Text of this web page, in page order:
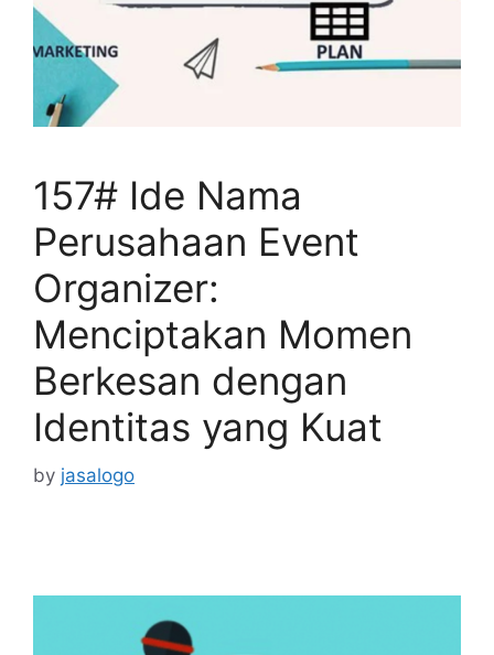
157# Ide Nama
Perusahaan Event
Organizer:
Menciptakan Momen
Berkesan dengan
Identitas yang Kuat
by jasalogo